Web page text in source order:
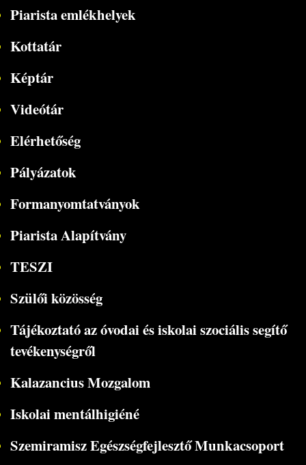
Piarista emlékhelyek
Kottatár
Képtár
Videótár
Elérhetőség
Pályázatok
Formanyomtatványok
Piarista Alapítvány
TESZI
Szülői közösség
Tájékoztató az óvodai és iskolai szociális segítő
tevékenységről
Kalazancius Mozgalom
Iskolai mentálhigiéné
Szemiramisz Egészségfejlesztő Munkacsoport